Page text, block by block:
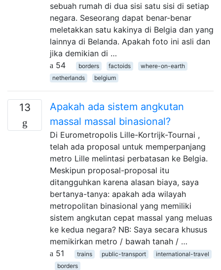
sebuah rumah di dua sisi satu sisi di setiap
negara. Seseorang dapat benar-benar
meletakkan satu kakinya di Belgia dan yang
lainnya di Belanda. Apakah foto ini asli dan
jika demikian di …
54
borders factoids
where-on-earth
netherlands
belgium
13
Apakah ada sistem angkutan
massal massal binasional?
Di Eurometropolis Lille-Kortrĳk-Tournai ,
telah ada proposal untuk memperpanjang
metro Lille melintasi perbatasan ke Belgia.
Meskipun proposal-proposal itu
ditangguhkan karena alasan biaya, saya
bertanya-tanya: apakah ada wilayah
metropolitan binasional yang memiliki
sistem angkutan cepat massal yang meluas
ke kedua negara? NB: Saya secara khusus
memikirkan metro / bawah tanah / …
51
trains public-transport
international-travel
borders